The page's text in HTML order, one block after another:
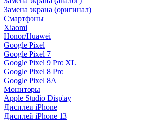
Замена экрана (оригинал)
Смартфоны
Xiaomi
Honor/Huawei
Google Pixel
Google Pixel 7
Google Pixel 9 Pro XL
Google Pixel 8 Pro
Google Pixel 8A
Мониторы
Apple Studio Display
Дисплеи iPhone
Дисплей iPhone 13